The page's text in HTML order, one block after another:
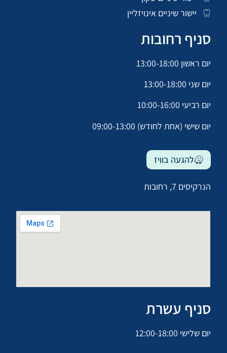
יישור שיניים אינויזליין
סניף רחובות
יום ראשון 13:00-18:00
יום שני 13:00-18:00
יום רביעי 10:00-16:00
יום שישי (אחת לחודש) 09:00-13:00
להגעה בוויז
הנרקיסים 7, רחובות
סניף עשרת
יום שלישי 12:00-18:00